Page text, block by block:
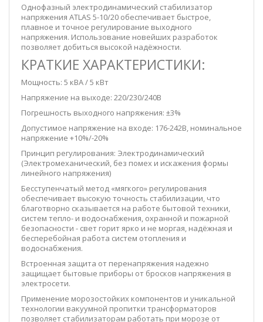
Однофазный электродинамический стабилизатор
напряжения ATLAS 5-10/20 обеспечивает быстрое,
плавное и точное регулирование выходного
напряжения. Использование новейших разработок
позволяет добиться высокой надёжности.
КРАТКИЕ ХАРАКТЕРИСТИКИ:
Мощность: 5 кВА / 5 кВт
Напряжение на выходе: 220/230/240В
Погрешность выходного напряжения: ±3%
Допустимое напряжение на входе: 176-242В, номинальное
напряжение +10%/-20%
Принцип регулирования: Электродинамический
(Электромеханический, без помех и искажения формы
линейного напряжения)
Бесступенчатый метод «мягкого» регулирования
обеспечивает высокую точность стабилизации, что
благотворно сказывается на работе бытовой техники,
систем тепло- и водоснабжения, охранной и пожарной
безопасности - свет горит ярко и не моргая, надёжная и
бесперебойная работа систем отопления и
водоснабжения.
Встроенная защита от перенапряжения надежно
защищает бытовые приборы от бросков напряжения в
электросети.
Применение морозостойких компонентов и уникальной
технологии вакуумной пропитки трансформаторов
позволяет стабилизаторам работать при морозе от